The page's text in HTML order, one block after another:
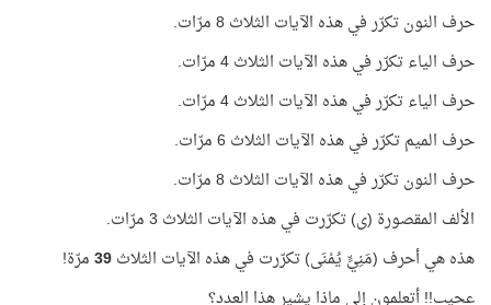
حرف النون تكرّر في هذه الآيات الثلاث 8 مرّات.
حرف الياء تكرّر في هذه الآيات الثلاث 4 مرّات.
حرف الياء تكرّر في هذه الآيات الثلاث 4 مرّات.
حرف الميم تكرّر في هذه الآيات الثلاث 6 مرّات.
حرف النون تكرّر في هذه الآيات الثلاث 8 مرّات.
الألف المقصورة (ى) تكرّرت في هذه الآيات الثلاث 3 مرّات.
هذه هي أحرف (مَنِيٍّ يُمْنَى) تكرّرت في هذه الآيات الثلاث39مرّة!
عجيب!! أتعلمون إلى ماذا يشير هذا العدد؟